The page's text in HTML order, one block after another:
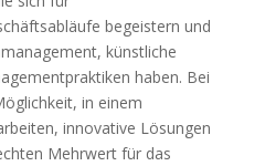
begeistern und
künstliche
haben. Bei
in einem
innovative Lösungen
Mehrwert für das